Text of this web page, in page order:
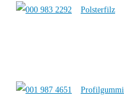
Polsterfilz
Profilgummi